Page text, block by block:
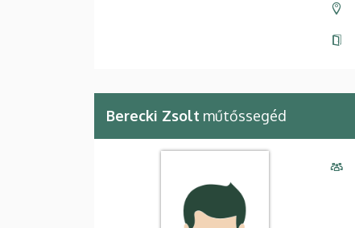
Berecki Zsolt műtőssegéd